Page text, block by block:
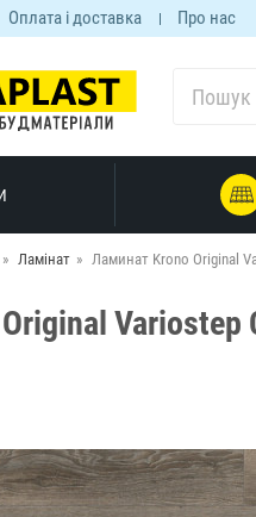
Оплата і доставка Про нас
Ламінат Ламинат Krono Original